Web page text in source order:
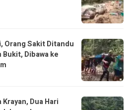
Orang Sakit Ditandu
Bukit, Dibawa ke
Dua Hari